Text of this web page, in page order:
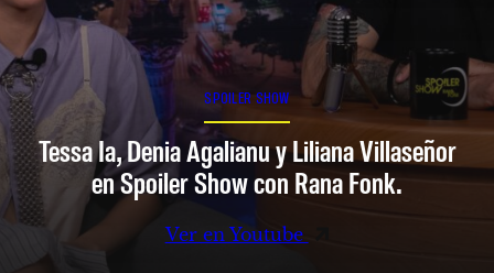
SPOILER SHOW
Tessa Ia, Denia Agalianu y Liliana Villaseñor
en Spoiler Show con Rana Fonk.
Ver en Youtube